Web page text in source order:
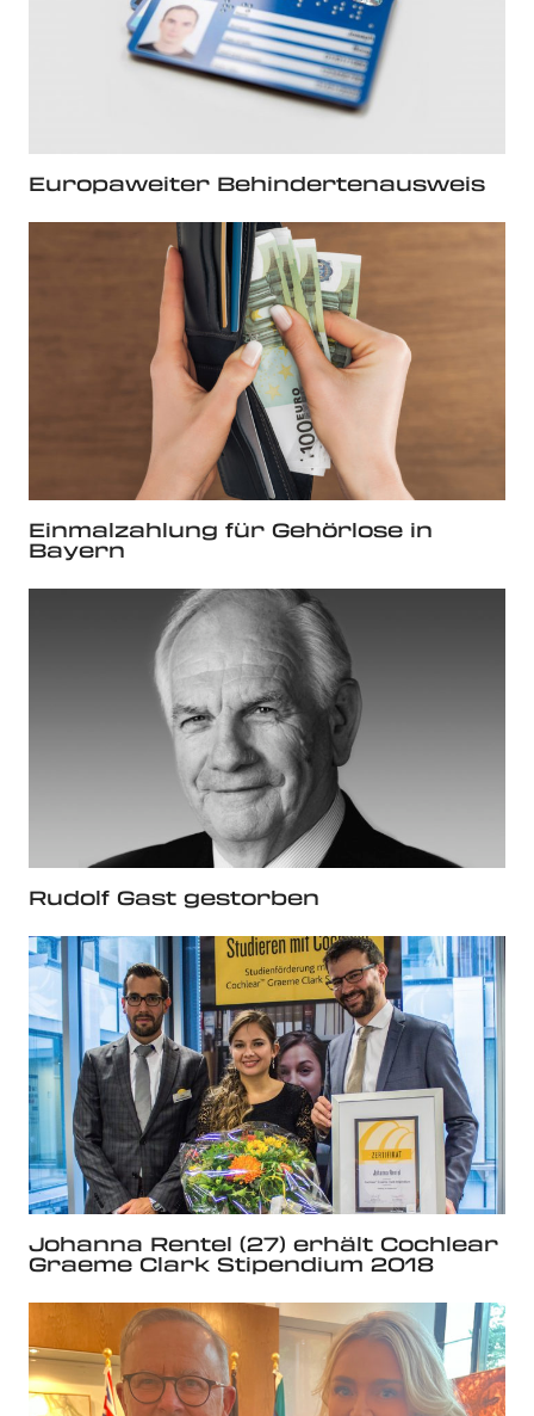
Europaweiter Behindertenausweis
Einmalzahlung für Gehörlose in
Bayern
Rudolf Gast gestorben
Johanna Rentel (27) erhält Cochlear
Graeme Clark Stipendium 2018